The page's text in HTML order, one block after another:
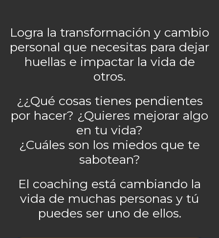
Logra la transformación y cambio
personal que necesitas para dejar
huellas e impactar la vida de
otros.
¿¿Qué cosas tienes pendientes
por hacer? ¿Quieres mejorar algo
en tu vida?
¿Cuáles son los miedos que te
sabotean?
El coaching está cambiando la
vida de muchas personas y tú
puedes ser uno de ellos.